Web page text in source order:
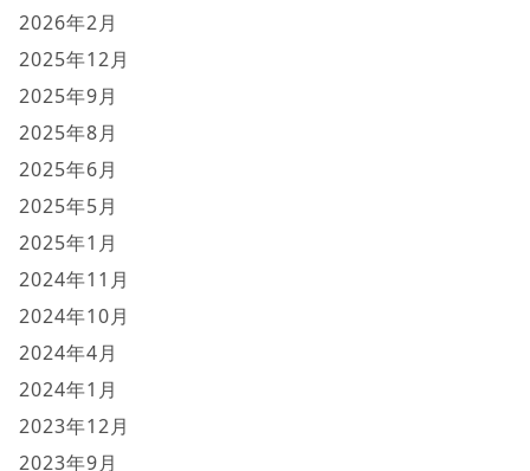
2026年2月
2025年12月
2025年9月
2025年8月
2025年6月
2025年5月
2025年1月
2024年11月
2024年10月
2024年4月
2024年1月
2023年12月
2023年9月